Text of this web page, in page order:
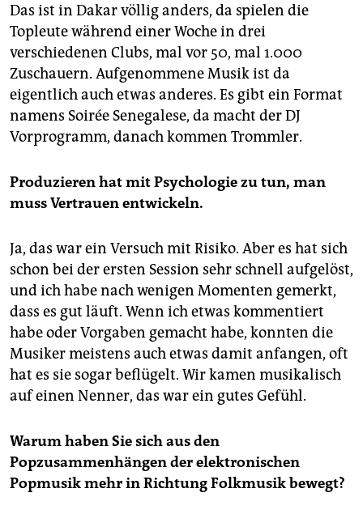
Das ist in Dakar völlig anders, da spielen die
Topleute während einer Woche in drei
verschiedenen Clubs, mal vor 50, mal 1.000
Zuschauern. Aufgenommene Musik ist da
eigentlich auch etwas anderes. Es gibt ein Format
namens Soirée Senegalese, da macht der DJ
Vorprogramm, danach kommen Trommler.
Produzieren hat mit Psychologie zu tun, man
muss Vertrauen entwickeln.
Ja, das war ein Versuch mit Risiko. Aber es hat sich
schon bei der ersten Session sehr schnell aufgelöst,
und ich habe nach wenigen Momenten gemerkt,
dass es gut läuft. Wenn ich etwas kommentiert
habe oder Vorgaben gemacht habe, konnten die
Musiker meistens auch etwas damit anfangen, oft
hat es sie sogar beflügelt. Wir kamen musikalisch
auf einen Nenner, das war ein gutes Gefühl.
Warum haben Sie sich aus den
Popzusammenhängen der elektronischen
Popmusik mehr in Richtung Folkmusik bewegt?